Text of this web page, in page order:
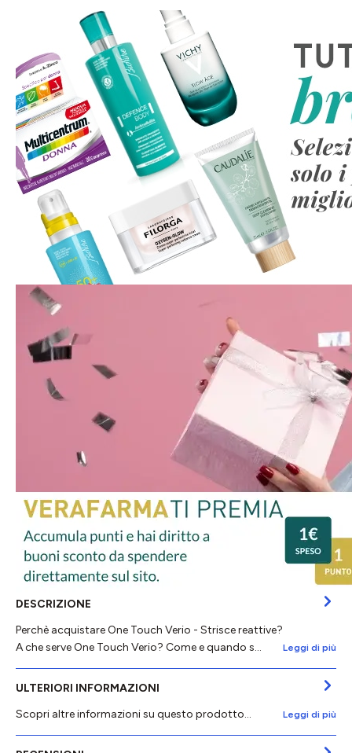
DESCRIZIONE
Perchè acquistare One Touch Verio - Strisce reattive?
A che serve One Touch Verio? Come e quando s…
Leggi di più
ULTERIORI INFORMAZIONI
Scopri altre informazioni su questo prodotto...
Leggi di più